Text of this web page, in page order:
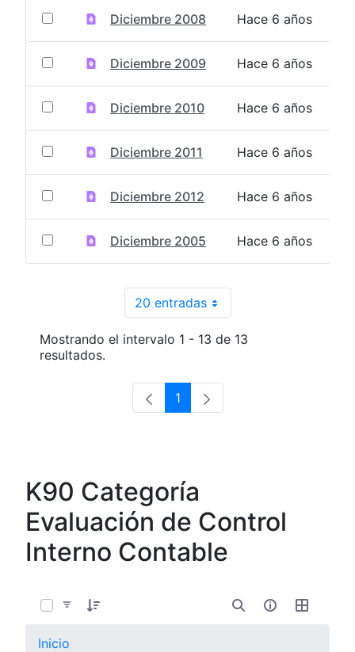
Diciembre 2008 Hace 6 años
Diciembre 2009 Hace 6 años
Diciembre 2010 Hace 6 años
Diciembre 2011 Hace 6 años
Diciembre 2012 Hace 6 años
Diciembre 2005 Hace 6 años
20 entradasPor página
Mostrando el intervalo 1 - 13 de 13
resultados.
Página
1
K90 Categoría
Evaluación de Control
Interno Contable
Inicio